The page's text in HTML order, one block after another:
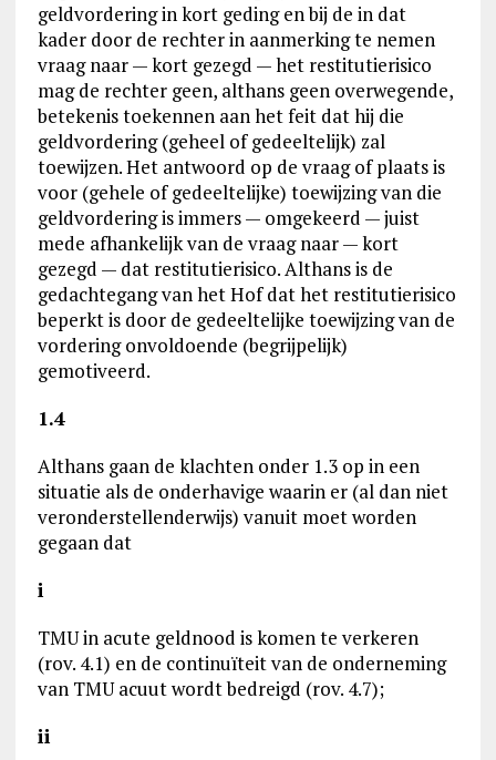
geldvordering in kort geding en bij de in dat
kader door de rechter in aanmerking te nemen
vraag naar — kort gezegd — het restitutierisico
mag de rechter geen, althans geen overwegende,
betekenis toekennen aan het feit dat hij die
geldvordering (geheel of gedeeltelijk) zal
toewijzen. Het antwoord op de vraag of plaats is
voor (gehele of gedeeltelijke) toewijzing van die
geldvordering is immers — omgekeerd — juist
mede afhankelijk van de vraag naar — kort
gezegd — dat restitutierisico. Althans is de
gedachtegang van het Hof dat het restitutierisico
beperkt is door de gedeeltelijke toewijzing van de
vordering onvoldoende (begrijpelijk)
gemotiveerd.
1.4
Althans gaan de klachten onder 1.3 op in een
situatie als de onderhavige waarin er (al dan niet
veronderstellenderwijs) vanuit moet worden
gegaan dat
i
TMU in acute geldnood is komen te verkeren
(rov. 4.1) en de continuïteit van de onderneming
van TMU acuut wordt bedreigd (rov. 4.7);
ii